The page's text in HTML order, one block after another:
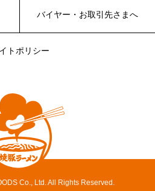
トポリシー
バイヤー・お取引先さまへ
Co., Ltd. All Rights Reserved.